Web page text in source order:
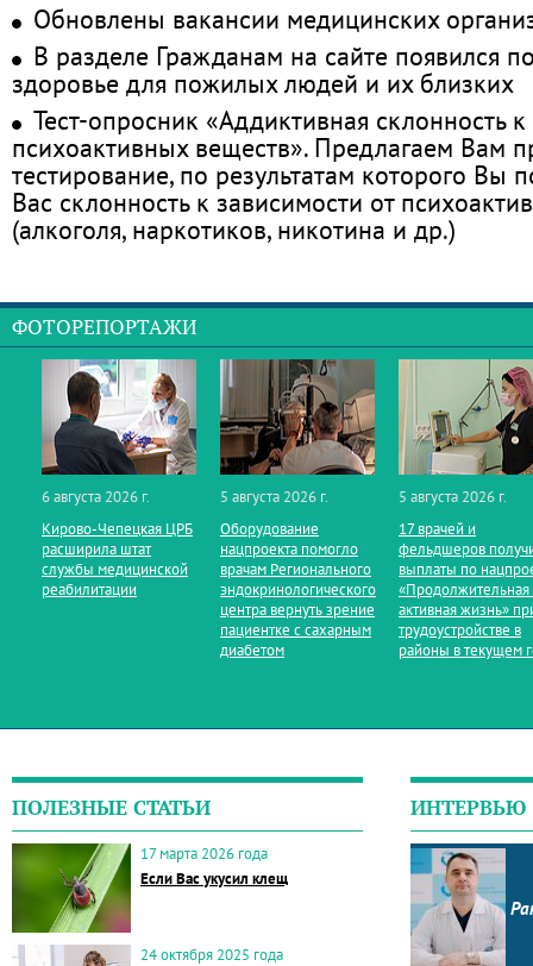
Обновлены вакансии медицинских
В разделе Гражданам на сайте появился
здоровье для пожилых людей и их близких
Тест-опросник «Аддиктивная склонность
психоактивных веществ». Предлагаем Вам
тестирование, по результатам которого Вы
Вас склонность к зависимости от
(алкоголя, наркотиков, никотина и др.)
ФОТОРЕПОРТАЖИ
6 августа 2026 г.
Кирово‑Чепецкая ЦРБ
расширила штат
службы медицинской
реабилитации
5 августа 2026 г.
Оборудование
нацпроекта помогло
врачам Регионального
эндокринологического
центра вернуть зрение
пациентке с сахарным
диабетом
5 августа 2026 г.
17 врачей и
фельдшеров
выплаты по
«Продолжительная
активная жизнь»
трудоустройстве в
районы в текущем
ПОЛЕЗНЫЕ СТАТЬИ
17 марта 2026 года
Если Вас укусил клещ
24 октября 2025 года
ИНТЕРВЬЮ